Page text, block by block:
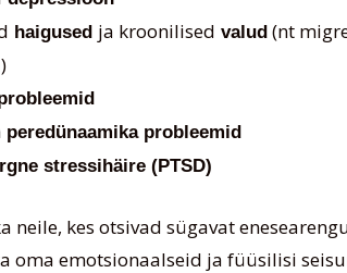
haigused ja kroonilised valud(nt
peredünaamika probleemid
stressihäire (PTSD)
neile, kes otsivad sügavat
oma emotsionaalseid ja füüsilisi